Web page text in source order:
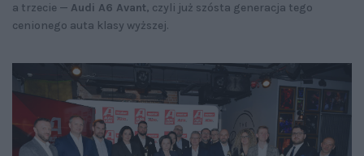
a trzecie — Audi A6 Avant, czyli już szósta generacja tego
cenionego auta klasy wyższej.